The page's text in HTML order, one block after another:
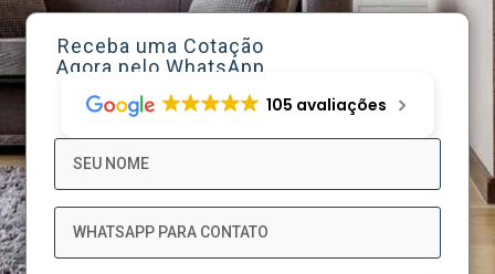
Receba uma Cotação
Agora pelo WhatsApp
105 avaliações